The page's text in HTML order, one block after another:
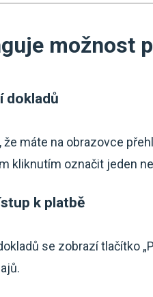
možnost
dokladů
že máte na obrazovce
kliknutím označit jeden
k platbě
se zobrazí tlačítko